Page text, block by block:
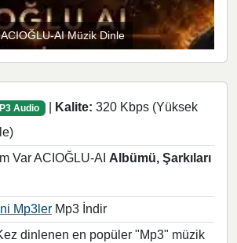
AI Müzik Dinle
Audio | Kalite: 320 Kbps (Yüksek
Var ACIOĞLU-AI Albümü, Şarkıları
Mp3ler Mp3 İndir
dinlenen en popüler "Mp3" müzik